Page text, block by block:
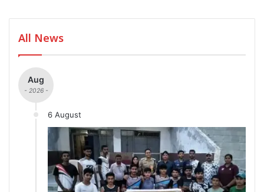
All News
Aug
- 2026 -
6 August